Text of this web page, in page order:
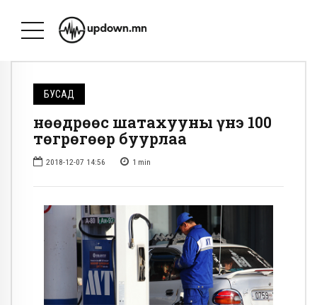
БУСАД
Өнөөдрөөс шатахууны үнэ 100
төгрөгөөр буурлаа
2018-12-07 14:56 1 min